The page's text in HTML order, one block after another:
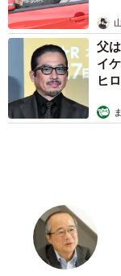
父
イ
ヒ